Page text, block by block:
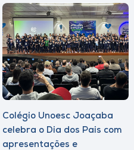
Colégio Unoesc Joaçaba
celebra o Dia dos Pais com
apresentações e